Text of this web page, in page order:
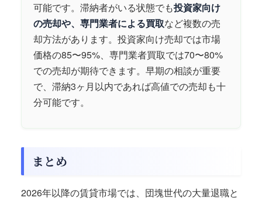
可能です。滞納者がいる状態でも投資家向け
の売却や、専門業者による買取など複数の売
却方法があります。投資家向け売却では市場
価格の85〜95%、専門業者買取では70〜80%
での売却が期待できます。早期の相談が重要
で、滞納3ヶ月以内であれば高値での売却も十
分可能です。
まとめ
2026年以降の賃貸市場では、団塊世代の大量退職と